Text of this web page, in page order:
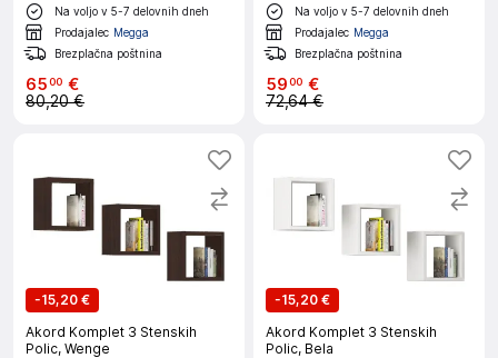
Na voljo v 5-7 delovnih dneh
Prodajalec Megga
Brezplačna poštnina
6500 €
80,20 €
Na voljo v 5-7 delovnih dneh
Prodajalec Megga
Brezplačna poštnina
5900 €
72,64 €
-15,20 €
Akord Komplet 3 Stenskih
Polic, Wenge
-15,20 €
Akord Komplet 3 Stenskih
Polic, Bela